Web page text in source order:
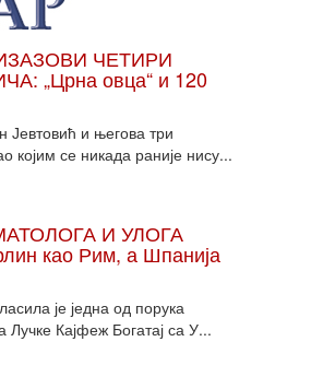
ЧЕТИРИ
„Црна овца“ и 120
Јевтовић и његова три
којим се никада раније нису...
И УЛОГА
као Рим, а Шпанија
је једна од порука
Кајфеж Богатај са У...